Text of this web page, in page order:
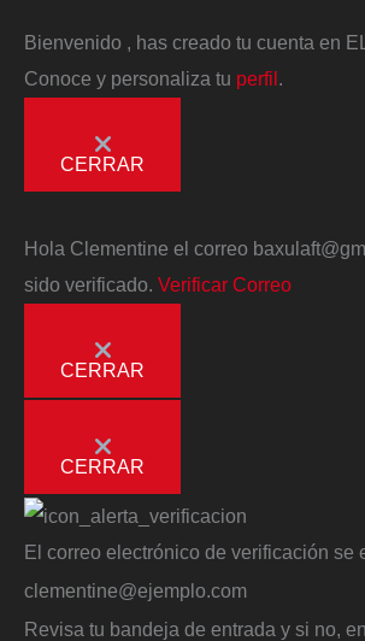
Bienvenido
, has creado tu cuenta en
Conoce y personaliza tu perfil
CERRAR
Hola Clementine el correo
sido verificado. Verificar Correo
CERRAR
CERRAR
El correo electrónico de verificación se
clementine@ejemplo.com
Revisa tu bandeja de entrada y si no,